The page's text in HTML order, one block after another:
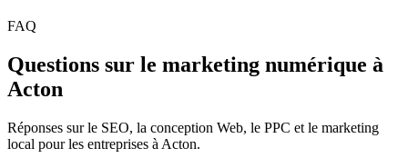
FAQ
Questions sur le marketing numérique à
Acton
Réponses sur le SEO, la conception Web, le PPC et le marketing
local pour les entreprises à Acton.